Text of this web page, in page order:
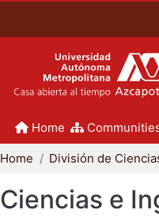
Home
Home
Ciencias e